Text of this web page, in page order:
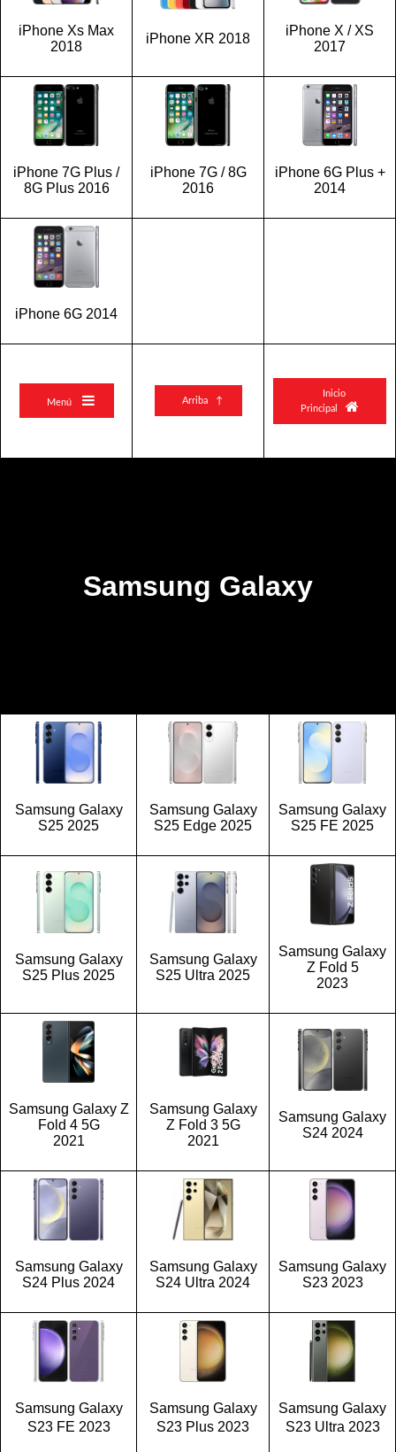
iPhone Xs Max
2018
iPhone XR 2018
iPhone X / XS
2017
iPhone 7G Plus /
8G Plus 2016
iPhone 7G / 8G
2016
iPhone 6G Plus +
2014
iPhone 6G 2014
Menú  Arriba ↑
Inicio
Principal 
Samsung Galaxy
Samsung Galaxy
S25 2025
Samsung Galaxy
S25 Edge 2025
Samsung Galaxy
S25 FE 2025
Samsung Galaxy
S25 Plus 2025
Samsung Galaxy
S25 Ultra 2025
Samsung Galaxy
Z Fold 5
2023
Samsung Galaxy Z
Fold 4 5G
2021
Samsung Galaxy
Z Fold 3 5G
2021
Samsung Galaxy
S24 2024
Samsung Galaxy
S24 Plus 2024
Samsung Galaxy
S24 Ultra 2024
Samsung Galaxy
S23 2023
Samsung Galaxy
S23 FE 2023
Samsung Galaxy
S23 Plus 2023
Samsung Galaxy
S23 Ultra 2023